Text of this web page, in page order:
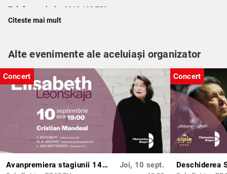
Telefon casierie: 0368 409 752
Acces sală:Accesul în sala de concerte se face începând cu ora
19:30 până la ora 20.
Dacă, din întâmplare, ajungeți după începerea concertului, vă
rugăm respectuos să intrați în sală între părțile pieselor sau la
Pentru buna desfășurare a actului artistic, publicul spectator este
invitat să participe la spectacolele Filarmonicii Brașov cu
respectarea cerințelor de mai sus.
Citeste mai mult
Alte evenimente ale aceluiași organizator
Concert
Avanpremiera stagiunii 149: Concert simfonic cu Cristian Mandeal și Elisabeth Leonskaja Joi, 10 sept.
Concert